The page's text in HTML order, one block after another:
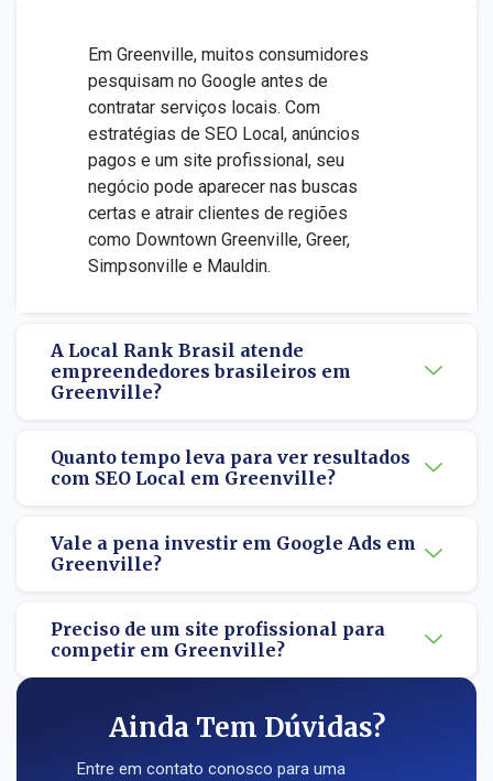
Em Greenville, muitos consumidores
pesquisam no Google antes de
contratar serviços locais. Com
estratégias de SEO Local, anúncios
pagos e um site profissional, seu
negócio pode aparecer nas buscas
certas e atrair clientes de regiões
como Downtown Greenville, Greer,
Simpsonville e Mauldin.
A Local Rank Brasil atende
empreendedores brasileiros em
Greenville?
Quanto tempo leva para ver resultados
com SEO Local em Greenville?
Vale a pena investir em Google Ads em
Greenville?
Preciso de um site profissional para
competir em Greenville?
Ainda Tem Dúvidas?
Entre em contato conosco para uma